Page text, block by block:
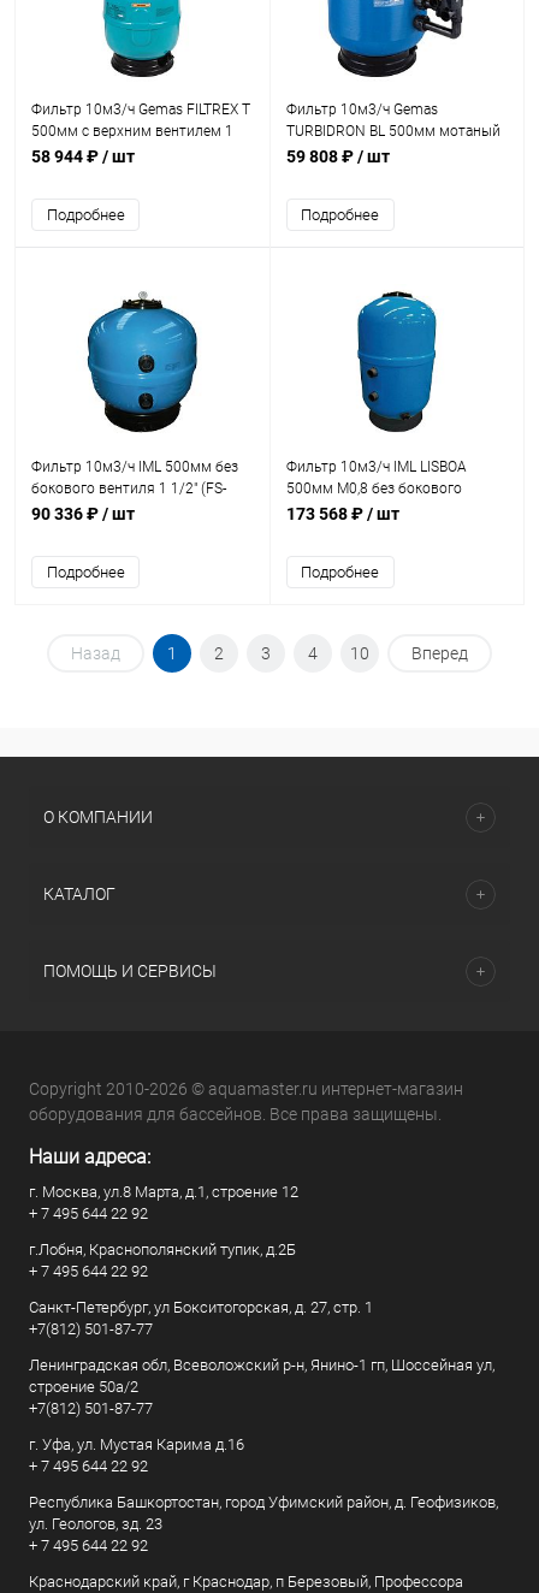
Фильтр 10м3/ч Gemas FILTREX T
500мм с верхним вентилем 1
1/2" (021112T)
58 944 ₽/ шт
Подробнее
Фильтр 10м3/ч Gemas
TURBIDRON BL 500мм мотаный
с боковым вентилем 1 1/2"
59 808 ₽/ шт
Подробнее
Фильтр 10м3/ч IML 500мм без
бокового вентиля 1 1/2" (FS-
500)
90 336 ₽/ шт
Подробнее
Фильтр 10м3/ч IML LISBOA
500мм М0,8 без бокового
вентиля 1 1/2" (FS08-500)
173 568 ₽/ шт
Подробнее
Назад 1 2 3 4 10 Вперед
О КОМПАНИИ
КАТАЛОГ
ПОМОЩЬ И СЕРВИСЫ
Copyright 2010-2026 © aquamaster.ru интернет-магазин
оборудования для бассейнов. Все права защищены.
Наши адреса:
г. Москва, ул.8 Марта, д.1, строение 12
+ 7 495 644 22 92
г.Лобня, Краснополянский тупик, д.2Б
+ 7 495 644 22 92
Санкт-Петербург, ул Бокситогорская, д. 27, стр. 1
+7(812) 501-87-77
Ленинградская обл, Всеволожский р-н, Янино-1 гп, Шоссейная ул,
строение 50а/2
+7(812) 501-87-77
г. Уфа, ул. Мустая Карима д.16
+ 7 495 644 22 92
Республика Башкортостан, город Уфимский район, д. Геофизиков,
ул. Геологов, зд. 23
+ 7 495 644 22 92
Краснодарский край, г Краснодар, п Березовый, Профессора